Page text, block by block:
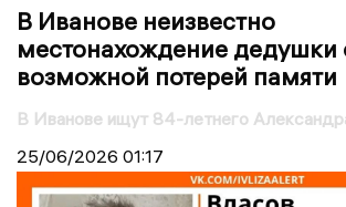
В Иванове неизвестно
местонахождение дедушки
возможной потерей памяти
В Иванове ищут 84-летнего
25/06/2026 01:17